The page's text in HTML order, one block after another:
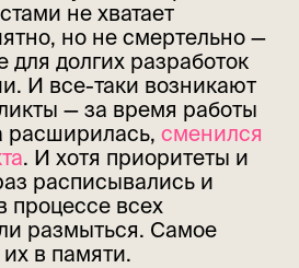
не хватает
но не смертельно —
для долгих разработок
И все-таки возникают
— за время работы
расширилась,сменился
. И хотя приоритеты и
расписывались и
процессе всех
размыться. Самое
в памяти.